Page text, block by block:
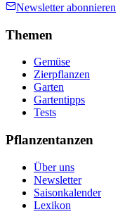
Newsletter abonnieren
Themen
Gemüse
Zierpflanzen
Garten
Gartentipps
Tests
Pflanzentanzen
Über uns
Newsletter
Saisonkalender
Lexikon